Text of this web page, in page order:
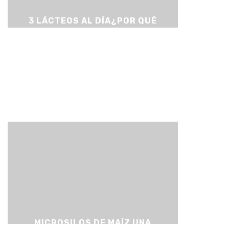
3 LÁCTEOS AL DÍA¿POR QUÉ
MICROSILOS DE MAÍZ UNA